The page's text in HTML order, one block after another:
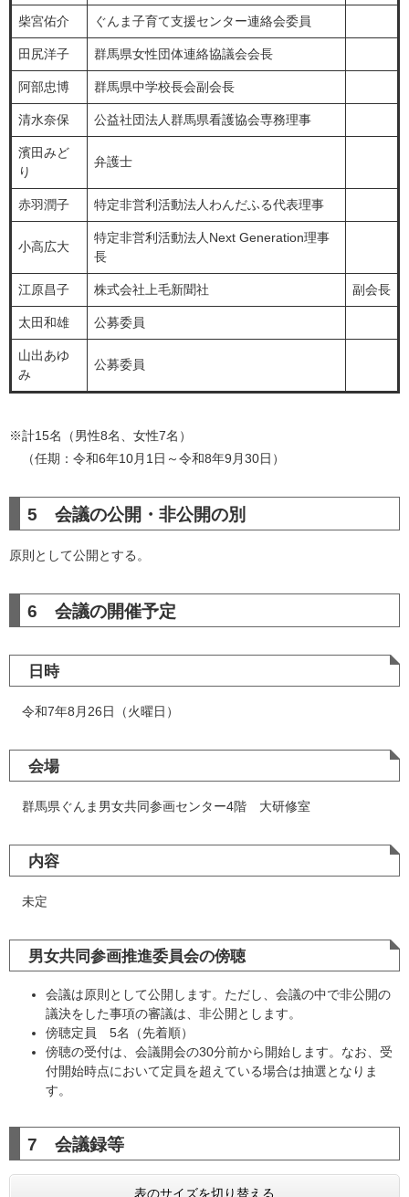
柴宮佑介 ぐんま子育て支援センター連絡会委員
田尻洋子 群馬県女性団体連絡協議会会長
阿部忠博 群馬県中学校長会副会長
清水奈保 公益社団法人群馬県看護協会専務理事
濱田みど
り
弁護士
赤羽潤子 特定非営利活動法人わんだふる代表理事
小高広大
特定非営利活動法人Next Generation理事
長
江原昌子 株式会社上毛新聞社 副会長
太田和雄 公募委員
山出あゆ
み
公募委員
※計15名（男性8名、女性7名）
（任期：令和6年10月1日～令和8年9月30日）
5 会議の公開・非公開の別
原則として公開とする。
6 会議の開催予定
日時
令和7年8月26日（火曜日）
会場
群馬県ぐんま男女共同参画センター4階 大研修室
内容
未定
男女共同参画推進委員会の傍聴
会議は原則として公開します。ただし、会議の中で非公開の
議決をした事項の審議は、非公開とします。
傍聴定員 5名（先着順）
傍聴の受付は、会議開会の30分前から開始します。なお、受
付開始時点において定員を超えている場合は抽選となりま
す。
7 会議録等
表のサイズを切り替える